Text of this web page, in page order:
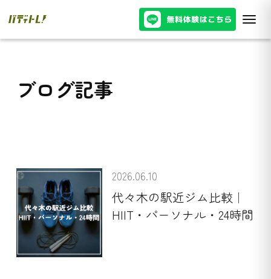
ブログ記事
2026.06.10
代々木の駅近ジム比較｜
HIIT・パーソナル・24時間